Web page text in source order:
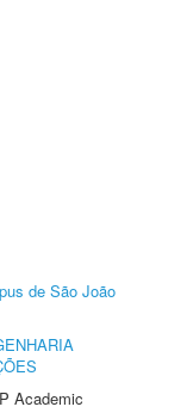
de São João
Academic